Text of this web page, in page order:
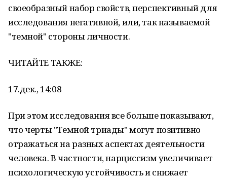
своеобразный набор свойств, перспективный для
исследования негативной, или, так называемой
"темной" стороны личности.
ЧИТАЙТЕ ТАКЖЕ:
17.дек., 14:08
При этом исследования все больше показывают,
что черты "Темной триады" могут позитивно
отражаться на разных аспектах деятельности
человека. В частности, нарциссизм увеличивает
психологическую устойчивость и снижает